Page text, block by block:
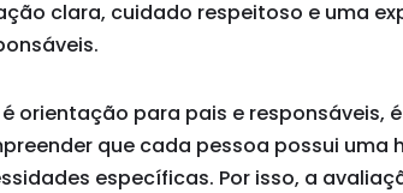
clara, cuidado respeitoso e uma
orientação para pais e responsáveis,
que cada pessoa possui
específicas. Por isso, a